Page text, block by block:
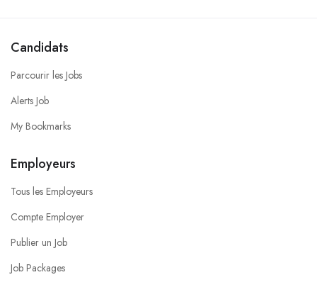
Candidats
Parcourir les Jobs
Alerts Job
My Bookmarks
Employeurs
Tous les Employeurs
Compte Employer
Publier un Job
Job Packages